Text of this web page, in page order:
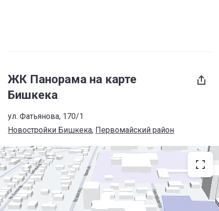
ЖК Панорама на карте
Бишкека
ул. Фатьянова, 170/1
Новостройки Бишкека, Первомайский район